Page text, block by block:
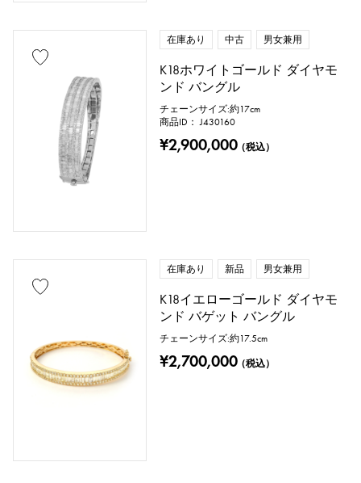
在庫あり 中古 男女兼用
K18ホワイトゴールド ダイヤモ
ンド バングル
チェーンサイズ:約17cm
商品ID： J430160
¥2,900,000（税込）
在庫あり 新品 男女兼用
K18イエローゴールド ダイヤモ
ンド バゲット バングル
チェーンサイズ:約17.5cm
¥2,700,000（税込）